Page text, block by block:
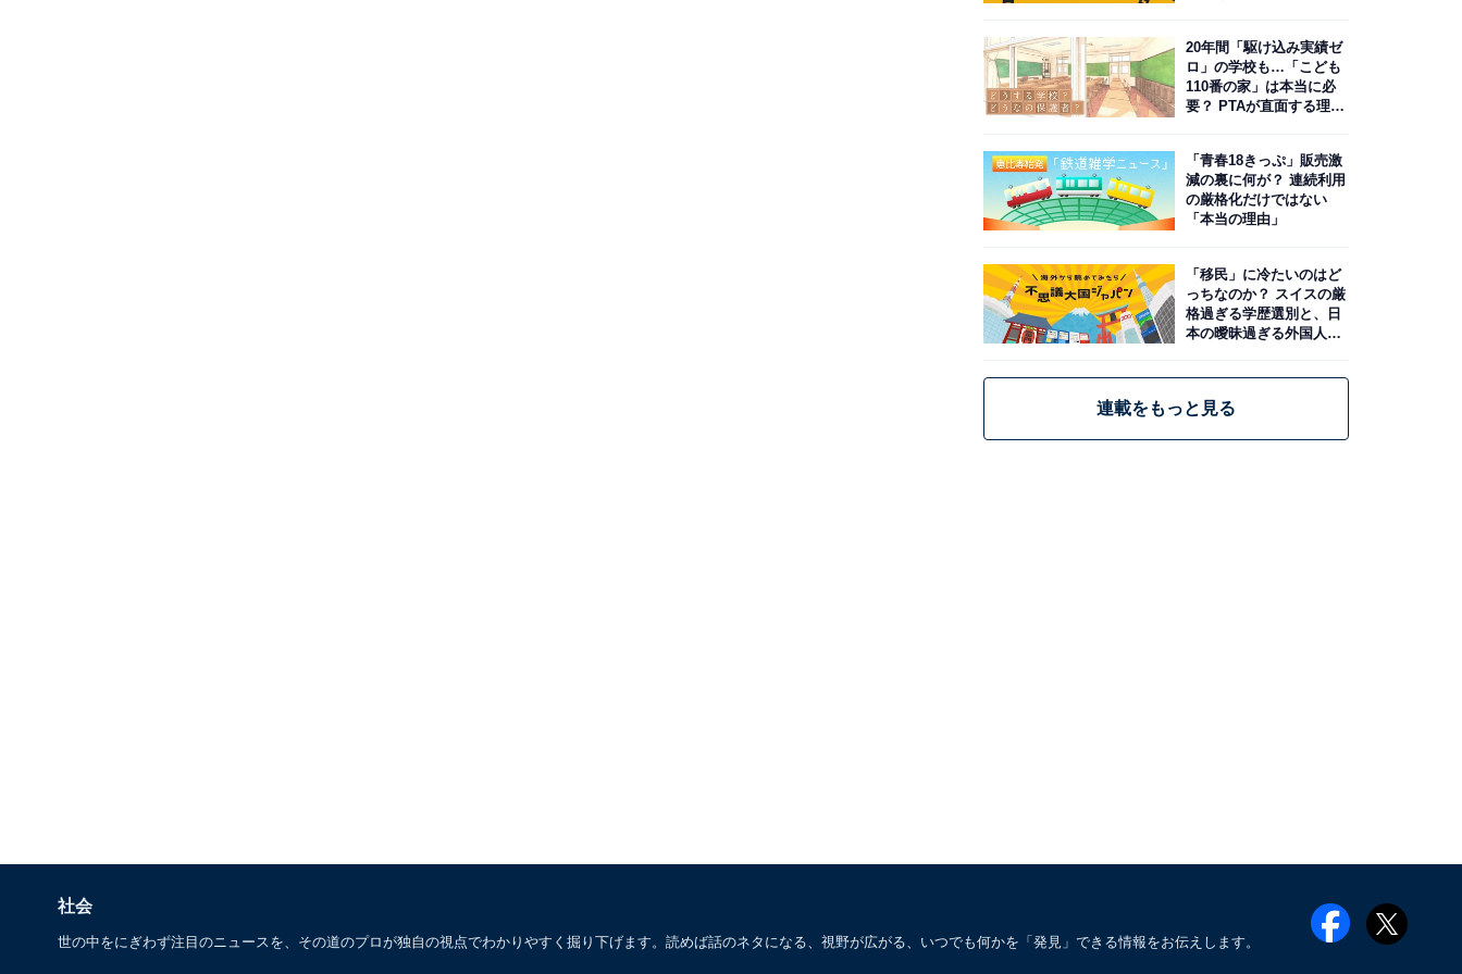
20年間「駆け込み実績ゼ
ロ」の学校も…「こども
110番の家」は本当に必
要？ PTAが直面する理想
「青春18きっぷ」販売激
減の裏に何が？ 連続利用
の厳格化だけではない
「本当の理由」
「移民」に冷たいのはど
っちなのか？ スイスの厳
格過ぎる学歴選別と、日
本の曖昧過ぎる外国人政
連載をもっと見る
社会
世の中をにぎわず注目のニュースを、その道のプロが独自の視点でわかりやすく掘り下げます。読めば話のネタになる、視野が広がる、いつでも何かを「発見」できる情報をお伝えします。